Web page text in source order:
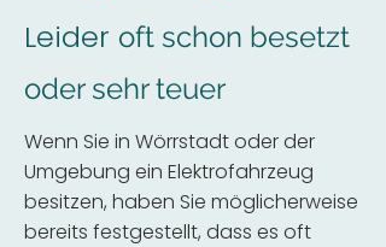
Leider oft schon besetzt
oder sehr teuer
Wenn Sie in Wörrstadt oder der
Umgebung ein Elektrofahrzeug
besitzen, haben Sie möglicherweise
bereits festgestellt, dass es oft